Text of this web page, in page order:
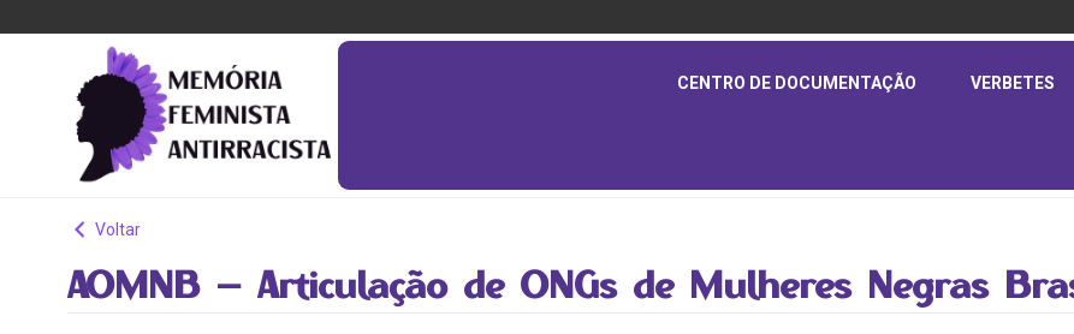
CENTRO DE DOCUMENTAÇÃO VERBETES
Voltar
AOMNB – Articulação de ONGs de Mulheres Negras